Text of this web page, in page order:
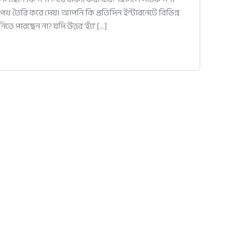
তৈরি করে দেয়। আপনি কি প্রতিদিন ইন্টারনেটে বিভিন্ন
পারছেন না? যদি উত্তর ‘হ্যাঁ’ […]